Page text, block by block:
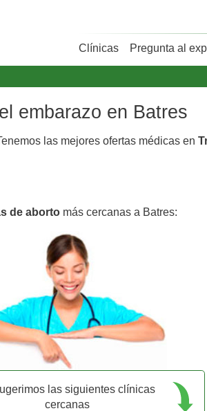
Clínicas Pregunta al
embarazo en Batres
las mejores ofertas médicas en
de aborto más cercanas a Batres:
las siguientes clínicas
cercanas